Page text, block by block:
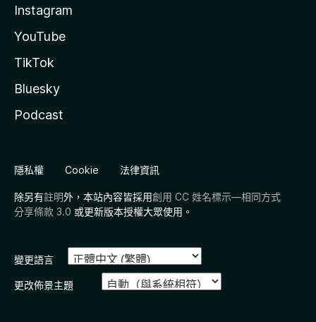
Instagram
YouTube
TikTok
Bluesky
Podcast
隱私權 Cookie 法律資訊
除另有註明外，本站內容皆採用創用 CC 姓名標示—相同方式
分享條款 3.0 或更新版本授權大眾使用。
變更語言
更改佈景主題